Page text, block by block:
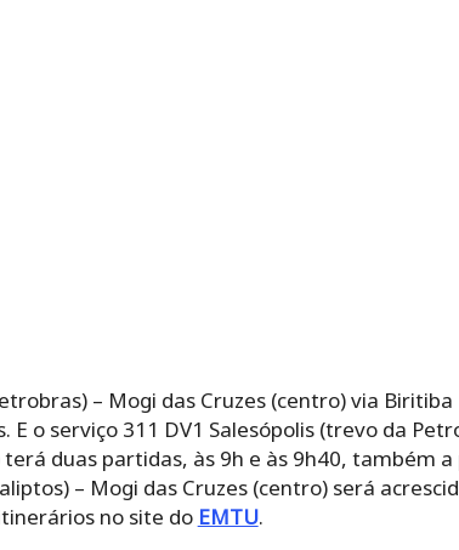
– Mogi das Cruzes (centro) via
E o serviço 311 DV1 Salesópolis (trevo da
duas partidas, às 9h e às 9h40, também
– Mogi das Cruzes (centro) será
no site do EMTU.